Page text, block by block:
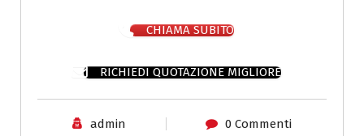
CHIAMA SUBITO
RICHIEDI QUOTAZIONE MIGLIORE
admin 0 Commenti